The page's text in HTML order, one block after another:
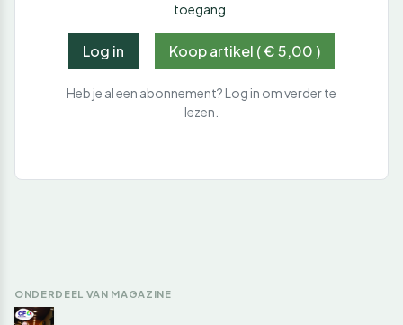
toegang.
Log in Koop artikel ( € 5,00 )
Heb je al een abonnement? Log in om verder te
lezen.
ONDERDEEL VAN MAGAZINE